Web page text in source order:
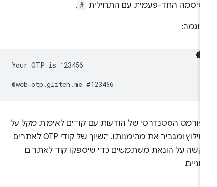
החד-פעמית עם התחילית #
.
Your OTP is 123456
הסטנדרטי של הודעות עם קודים לאימות מקל על
החילוץ ומגביר את מהימנותו. השיוך של קודי OTP לאתרים
על הונאת משתמשים כדי שיספקו קוד לאתרים